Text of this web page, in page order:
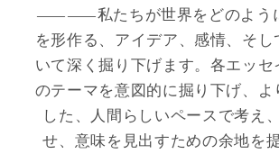
――私たちが世界をどのよう
を形作る、アイデア、感情、そ
いて深く掘り下げます。各エッセ
のテーマを意図的に掘り下げ、よ
した、人間らしいペースで考え
せ、意味を見出すための余地を